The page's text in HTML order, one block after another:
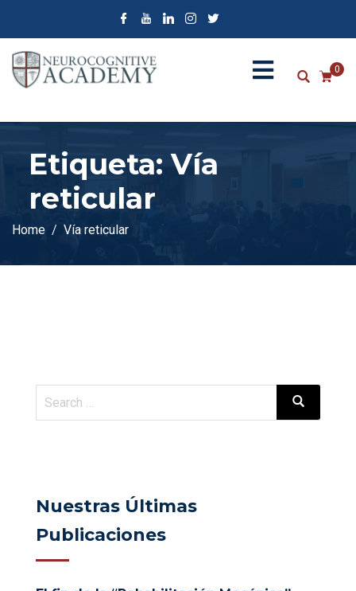
0
Etiqueta:Vía
reticular
Home Vía reticular
Nuestras Últimas
Publicaciones